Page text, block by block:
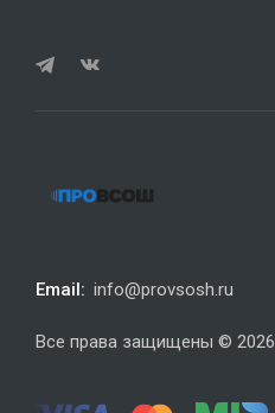
Email: info@provsosh.ru
Все права защищены © 2026